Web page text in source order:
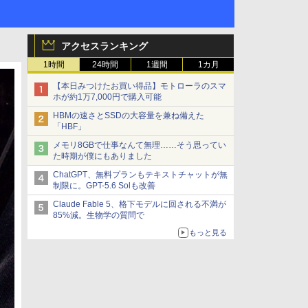
アクセスランキング
1時間 24時間 1週間 1カ月
【本日みつけたお買い得品】モトローラのスマ
ホが約1万7,000円で購入可能
HBMの速さとSSDの大容量を兼ね備えた
「HBF」
メモリ8GBで仕事なんて無理……そう思ってい
た時期が僕にもありました
ChatGPT、無料プランもテキストチャットが無
制限に。GPT-5.6 Solも改善
Claude Fable 5、格下モデルに回される不満が
85%減。生物学の質問で
もっと見る